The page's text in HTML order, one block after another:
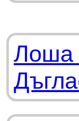
Лоша